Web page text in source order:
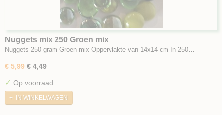
Nuggets mix 250 Groen mix
Nuggets 250 gram Groen mix Oppervlakte van 14x14 cm In 250…
€ 5,99 € 4,49
✓ Op voorraad
IN WINKELWAGEN